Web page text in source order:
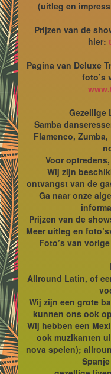
(uitleg en
Prijzen van de
hier:
Pagina van Deluxe
foto’s
Gezellige
Samba
Flamenco,
Voor
Wij zijn
ontvangst van de
Ga naar onze
Prijzen van de
Meer uitleg en
Foto’s van
Allround Latin, of
Wij zijn een grote
kunnen ons ook
Wij hebben een
ook muzikanten
nova spelen);